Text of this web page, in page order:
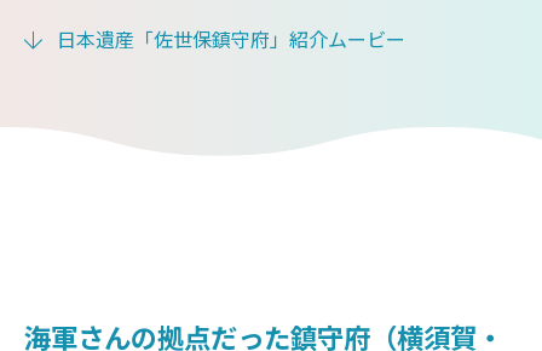
日本遺産「佐世保鎮守府」紹介ムービー
海軍さんの拠点だった鎮守府（横須賀・